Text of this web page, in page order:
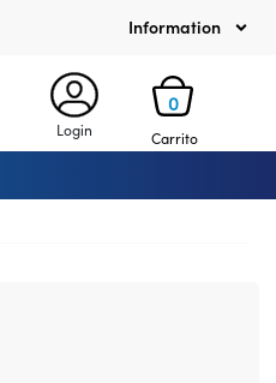
Information
Login
0
Carrito